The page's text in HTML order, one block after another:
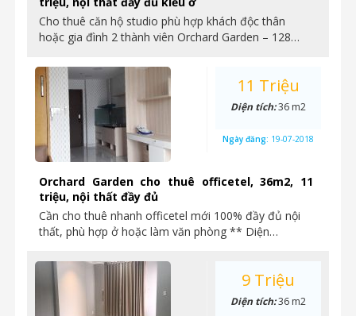
Cho thuê căn hộ studio phù hợp khách độc thân
hoặc gia đình 2 thành viên Orchard Garden – 128…
Orchard Garden cho thuê officetel, 36m2, 11
triệu, nội thất đầy đủ
Cần cho thuê nhanh officetel mới 100% đầy đủ nội
thất, phù hợp ở hoặc làm văn phòng ** Diện…
11 Triệu
Diện tích:36 m2
Ngày đăng: 19-07-2018
9 Triệu
Diện tích:36 m2